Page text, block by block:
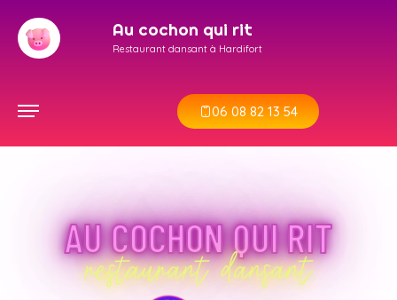
Au cochon qui rit
Restaurant dansant à Hardifort
06 08 82 13 54
AU COCHON QUI RIT
restaurant dansant